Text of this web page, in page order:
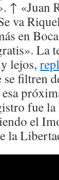
↑ «Juan
va
en
La
lejos,
filtren
fue
el
la